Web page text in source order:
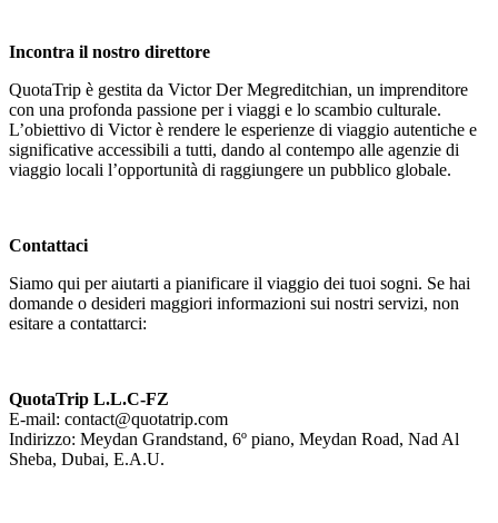
Incontra il nostro direttore
QuotaTrip è gestita da Victor Der Megreditchian, un imprenditore
con una profonda passione per i viaggi e lo scambio culturale.
L’obiettivo di Victor è rendere le esperienze di viaggio autentiche e
significative accessibili a tutti, dando al contempo alle agenzie di
viaggio locali l’opportunità di raggiungere un pubblico globale.
Contattaci
Siamo qui per aiutarti a pianificare il viaggio dei tuoi sogni. Se hai
domande o desideri maggiori informazioni sui nostri servizi, non
esitare a contattarci:
QuotaTrip L.L.C-FZ
E-mail: contact@quotatrip.com
Indirizzo: Meydan Grandstand, 6º piano, Meydan Road, Nad Al
Sheba, Dubai, E.A.U.